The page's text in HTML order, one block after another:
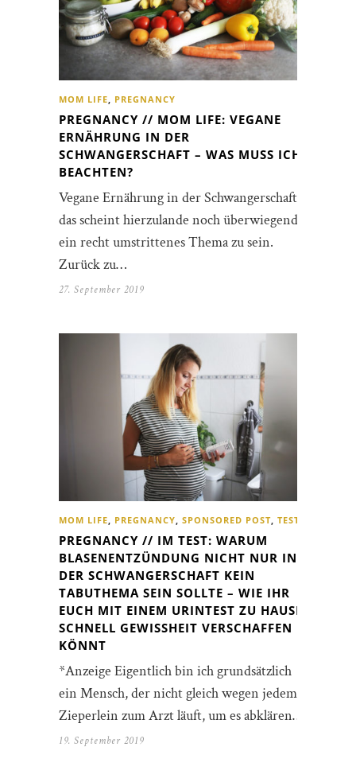
MOM LIFE, PREGNANCY
PREGNANCY // MOM LIFE: VEGANE
ERNÄHRUNG IN DER
SCHWANGERSCHAFT – WAS MUSS ICH
BEACHTEN?
Vegane Ernährung in der Schwangerschaft –
das scheint hierzulande noch überwiegend
ein recht umstrittenes Thema zu sein.
Zurück zu…
27. September 2019
MOM LIFE PREGNANCY SPONSORED POST TEST
PREGNANCY // IM TEST: WARUM
BLASENENTZÜNDUNG NICHT NUR IN
DER SCHWANGERSCHAFT KEIN
TABUTHEMA SEIN SOLLTE – WIE IHR
EUCH MIT EINEM URINTEST ZU HAUSE
SCHNELL GEWISSHEIT VERSCHAFFEN
KÖNNT
*Anzeige Eigentlich bin ich grundsätzlich
ein Mensch, der nicht gleich wegen jedem
Zieperlein zum Arzt läuft, um es abklären…
19. September 2019